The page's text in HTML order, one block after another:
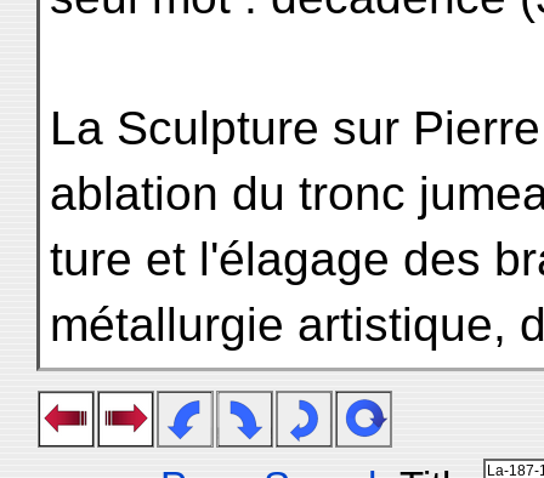
La Sculpture sur
ablation du tronc
ture et l'élagage des
métallurgie artistique,